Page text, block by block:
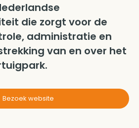
die zorgt voor de
administratie en
van en over het
Bezoek website